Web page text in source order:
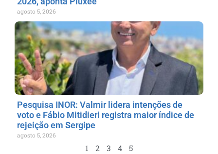
agosto 5, 2026
Pesquisa INOR: Valmir lidera intenções de
voto e Fábio Mitidieri registra maior índice de
rejeição em Sergipe
agosto 5, 2026
1 2 3 4 5